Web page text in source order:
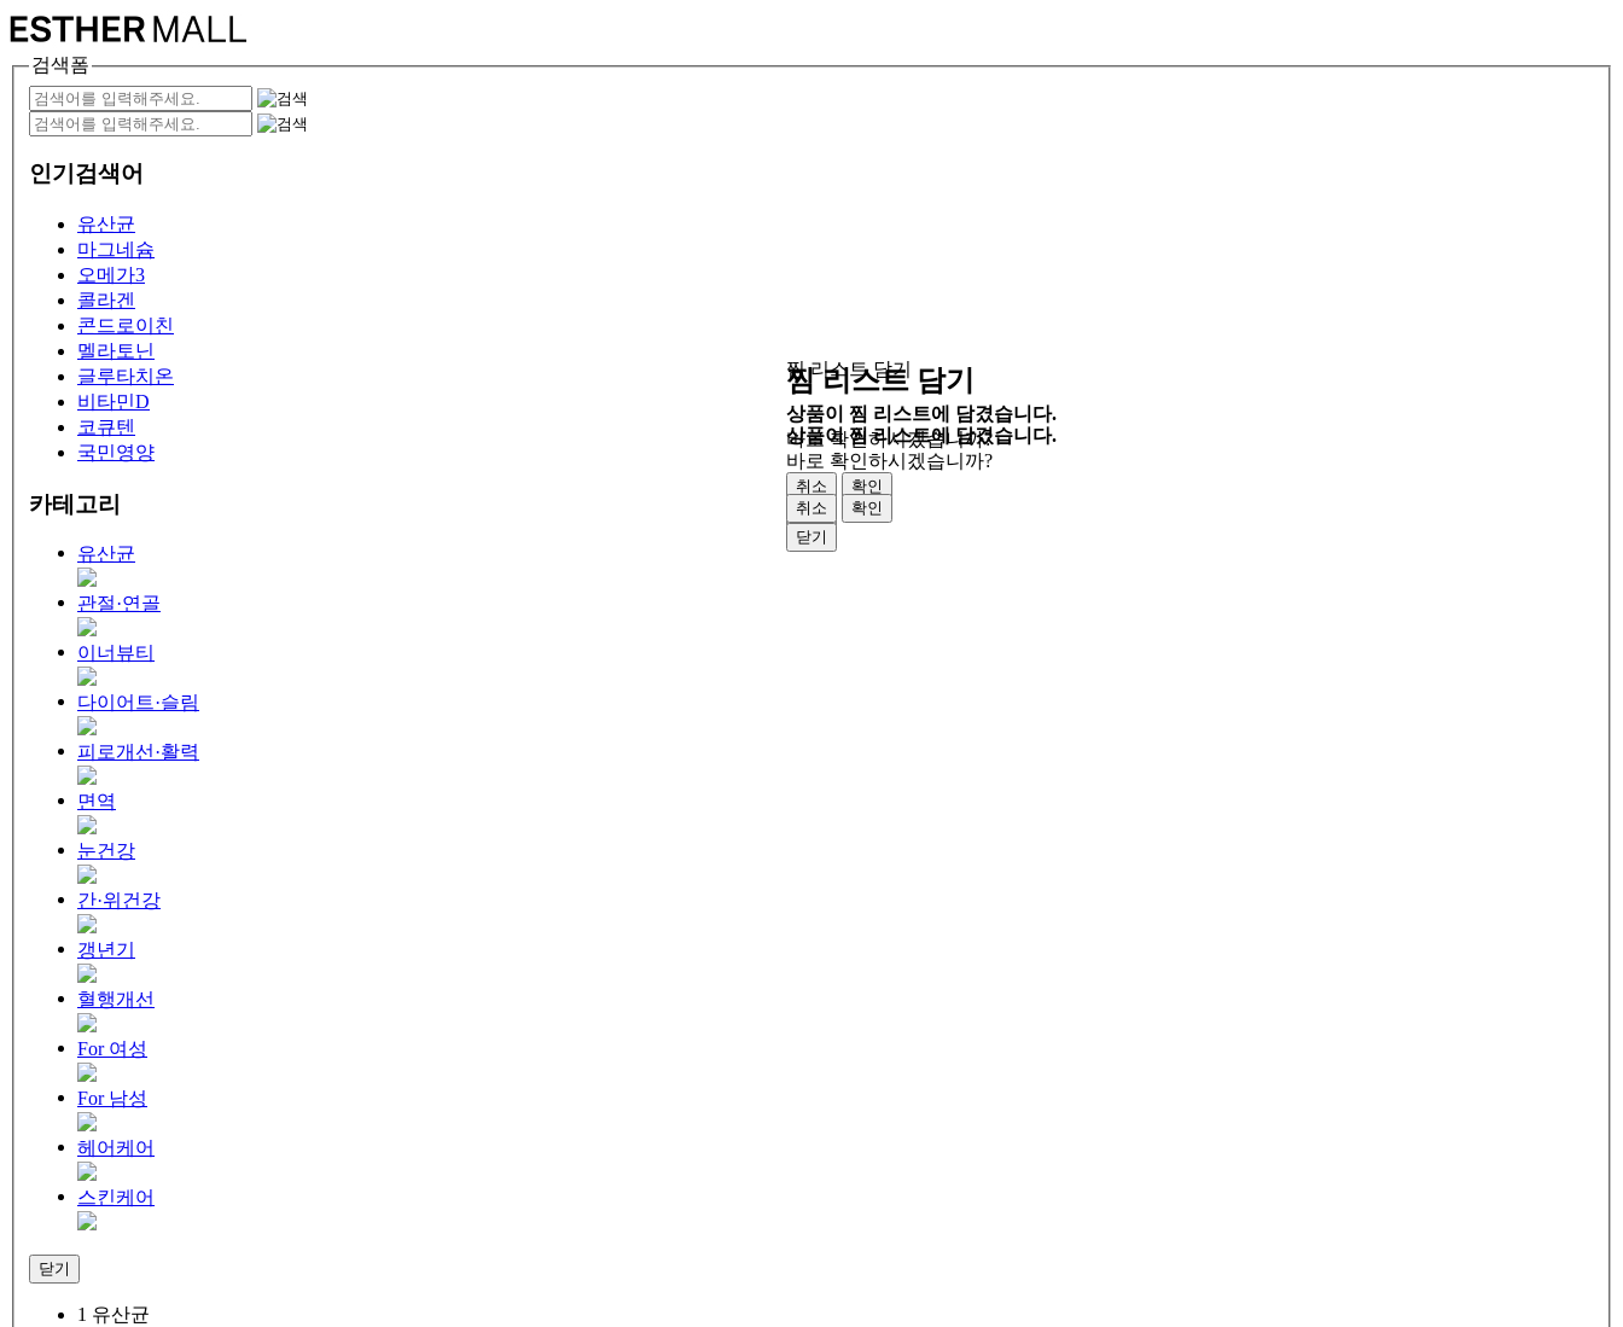
검색폼
인기검색어
유산균
마그네슘
오메가3
콜라겐
콘드로이친
멜라토닌
글루타치온
비타민D
코큐텐
국민영양
카테고리
유산균
관절·연골
이너뷰티
다이어트·슬림
피로개선·활력
면역
눈건강
간·위건강
갱년기
혈행개선
For 여성
For 남성
헤어케어
스킨케어
닫기
1 유산균
찜 리스트 담기
상품이 찜 리스트에 담겼습니다.
바로 확인하시겠습니까?
취소
확인
닫기
찜 리스트 담기
상품이 찜 리스트에 담겼습니다.
바로 확인하시겠습니까?
취소
확인
닫기